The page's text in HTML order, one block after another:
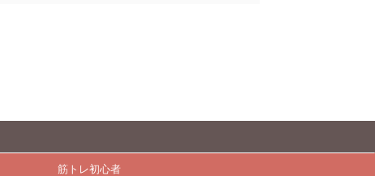
筋トレ初心者